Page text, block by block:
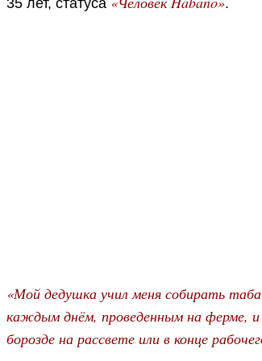
35 лет, статуса .
«Мой дедушка учил меня собирать
каждым днём, проведенным на ферме,
борозде на рассвете или в конце